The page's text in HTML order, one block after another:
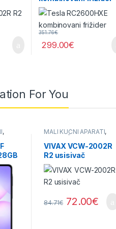
351.76€
299.00€
For You
,
MALI KUĆNI APARATI,
USISIVAČI
VIVAX VCW-2002R
R2 usisivač
84.71€ 72.00€